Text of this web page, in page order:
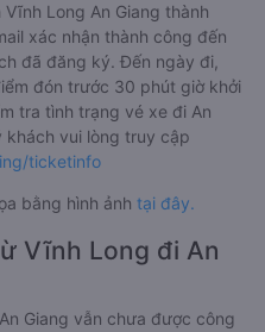
Long An Giang thành
xác nhận thành công đến
đã đăng ký. Đến ngày đi,
đón trước 30 phút giờ khởi
tra tình trạng vé xe đi An
vui lòng truy cập
ticketinfo
bằng hình ảnh tại đây.
Vĩnh Long đi An
Giang vẫn chưa được công